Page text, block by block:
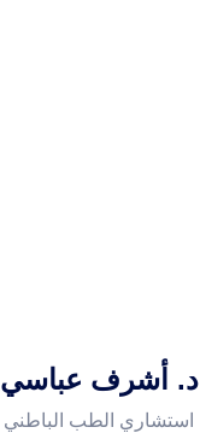
د. أشرف عباسي
استشاري الطب الباطني